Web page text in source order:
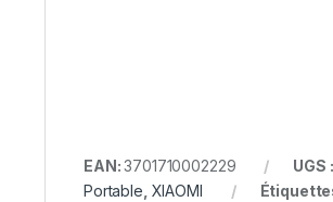
EAN:3701710002229 UGS
Portable XIAOMI